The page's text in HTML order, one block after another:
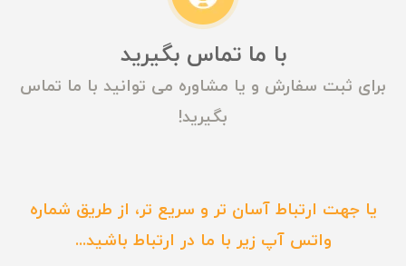
با ما تماس بگیرید
برای ثبت سفارش و یا مشاوره می توانید با ما تماس
بگیرید!
یا جهت ارتباط آسان تر و سریع تر، از طریق شماره
واتس آپ زیر با ما در ارتباط باشید...